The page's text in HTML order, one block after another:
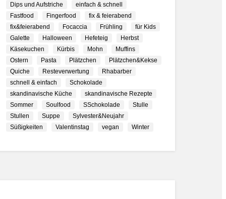
Dips und Aufstriche
einfach & schnell
Fastfood
Fingerfood
fix & feierabend
fix&feierabend
Focaccia Frühling
für Kids
Galette
Halloween Hefeteig
Herbst
Käsekuchen
Kürbis Mohn
Muffins
Ostern
Pasta Plätzchen
Plätzchen&Kekse
Quiche
Resteverwertung
Rhabarber
schnell & einfach
Schokolade
skandinavische Küche
skandinavische Rezepte
Sommer
Soulfood SSchokolade
Stulle
Stullen
Suppe
Sylvester&Neujahr
Süßigkeiten
Valentinstag vegan Winter